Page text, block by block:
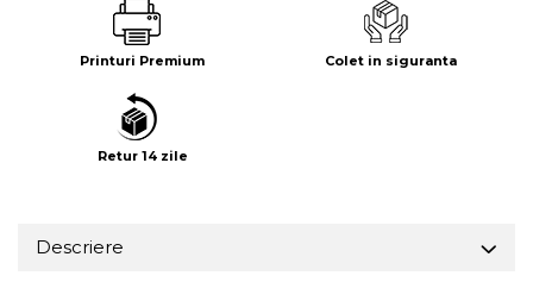
Printuri Premium Colet in siguranta
Retur 14 zile
Descriere